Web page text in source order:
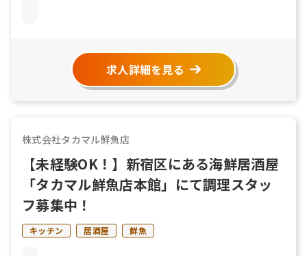
求人詳細を見る
株式会社タカマル鮮魚店
【未経験OK！】新宿区にある海鮮居酒屋
「タカマル鮮魚店本館」にて調理スタッ
フ募集中！
キッチン 居酒屋 鮮魚